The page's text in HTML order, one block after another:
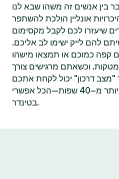
בין אנשים זה משהו שבא לנו
אונליין הולכת להשתפר
שיעזרו לכם לקבל מקסימום
להם לייק ישימו לב אליכם.
קפה כמוכם או תמצאו מישהו
וכשאתם מרגישים צורך
דרכון" יכול לקחת אתכם
ליותר מ–190 מדינות ביותר מ–40 שפות—הכל אפשרי
בטינדר.